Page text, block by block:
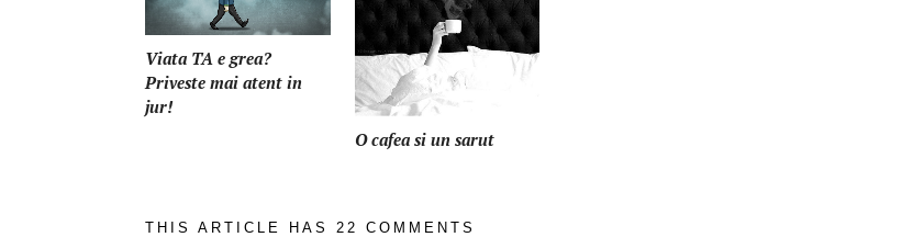
Viata TA e grea?
Priveste mai atent in
jur!
O cafea si un sarut
THIS ARTICLE HAS 22 COMMENTS